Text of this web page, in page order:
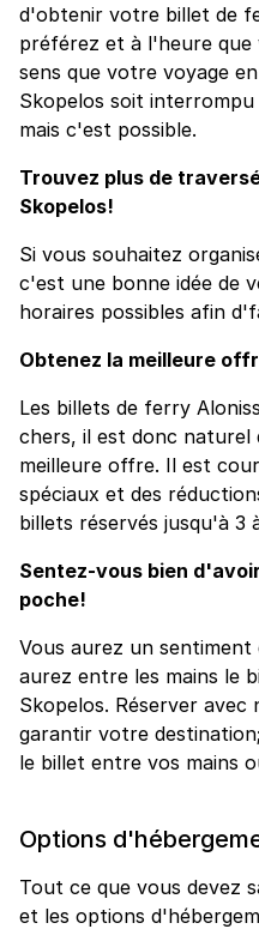
d'obtenir votre billet de
préférez et à l'heure que
sens que votre voyage
Skopelos soit
mais c'est possible.
Trouvez plus de
Skopelos!
Si vous souhaitez
c'est une bonne idée de
horaires possibles afin
Obtenez la meilleure
Les billets de ferry
chers, il est donc naturel
meilleure offre. Il est
spéciaux et des
billets réservés jusqu'à 3
Sentez-vous bien
poche!
Vous aurez un
aurez entre les mains le
Skopelos. Réserver
garantir votre
le billet entre vos mains
Options
Tout ce que vous devez
et les options